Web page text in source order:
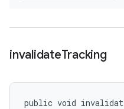
invalidateTracking
public void